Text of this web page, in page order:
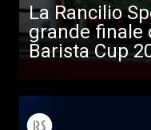
La Rancilio
grande finale
Barista Cup
Toutes
Nouvelles